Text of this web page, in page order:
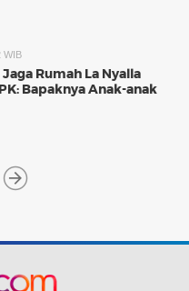
WIB
Rumah La Nyalla
Bapaknya Anak-anak